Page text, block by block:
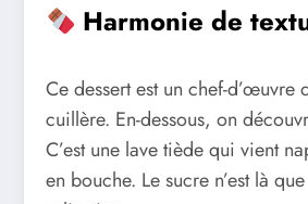
Harmonie de
Ce dessert est un chef-
cuillère. En-dessous, on
C’est une lave tiède qui vient
en bouche. Le sucre n’est là